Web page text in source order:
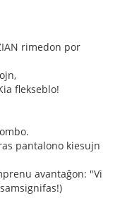
rimedon por
flekseblo!
pantalono kiesujn
avantaĝon: "Vi